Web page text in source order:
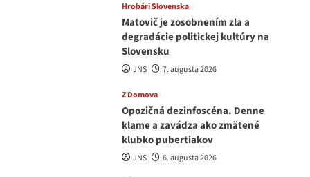
Hrobári Slovenska
Matovič je zosobnením zla a
degradácie politickej kultúry na
Slovensku
JNS 7. augusta 2026
Z Domova
Opozičná dezinfoscéna. Denne
klame a zavádza ako zmätené
klubko pubertiakov
JNS 6. augusta 2026